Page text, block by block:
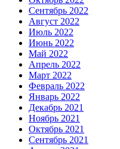
Сентябрь 2022
Август 2022
Июль 2022
Июнь 2022
Май 2022
Апрель 2022
Март 2022
Февраль 2022
Январь 2022
Декабрь 2021
Ноябрь 2021
Октябрь 2021
Сентябрь 2021